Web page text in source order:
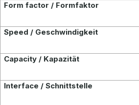
Form factor / Formfaktor
Speed / Geschwindigkeit
Capacity / Kapazität
Interface / Schnittstelle